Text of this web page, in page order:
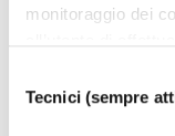
monitoraggio dei
TUTTI”, l’utente
tecnici, inclusi
delTecnici (sempre